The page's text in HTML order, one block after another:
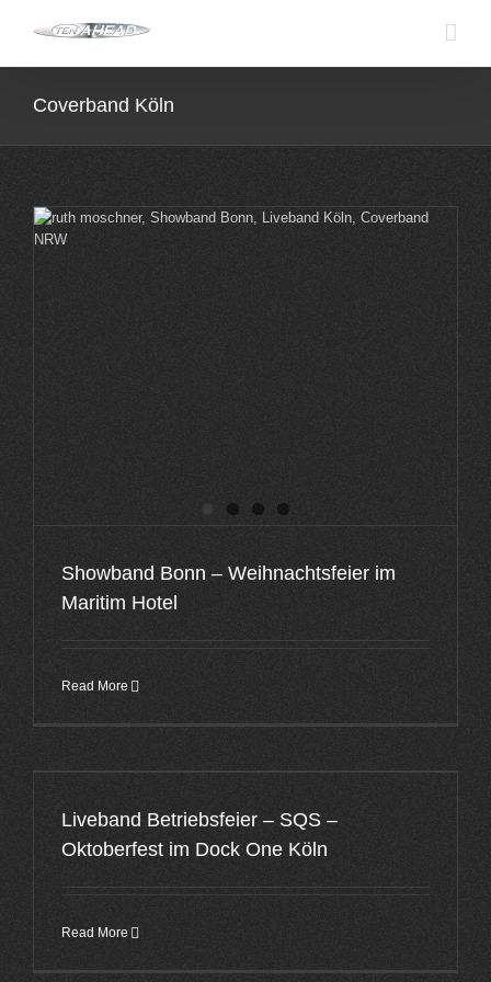
Coverband Köln
Showband Bonn – Weihnachtsfeier im
Maritim Hotel
Read More
Liveband Betriebsfeier – SQS –
Oktoberfest im Dock One Köln
Read More